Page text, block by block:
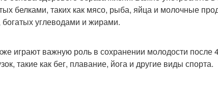
белками, таких как мясо, рыба, яйца и молочные
богатых углеводами и жирами.
играют важную роль в сохранении молодости
такие как бег, плавание, йога и другие виды спорта.